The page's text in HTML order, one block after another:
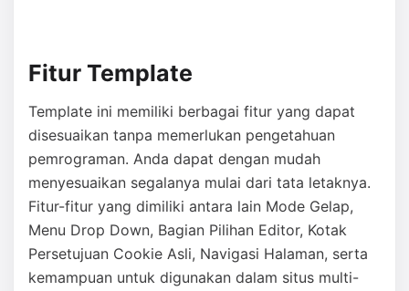
Fitur Template
Template ini memiliki berbagai fitur yang dapat
disesuaikan tanpa memerlukan pengetahuan
pemrograman. Anda dapat dengan mudah
menyesuaikan segalanya mulai dari tata letaknya.
Fitur-fitur yang dimiliki antara lain Mode Gelap,
Menu Drop Down, Bagian Pilihan Editor, Kotak
Persetujuan Cookie Asli, Navigasi Halaman, serta
kemampuan untuk digunakan dalam situs multi-